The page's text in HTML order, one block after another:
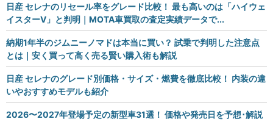
日産 セレナのリセール率をグレード比較！ 最も高いのは「ハイウェ
イスターV」と判明｜MOTA車買取の査定実績データで...
納期1年半のジムニーノマドは本当に買い？ 試乗で判明した注意点
とは｜安く買って高く売る賢い購入術も解説
日産 セレナのグレード別価格・サイズ・燃費を徹底比較！ 内装の違
いやおすすめモデルも紹介
2026〜2027年登場予定の新型車31選！ 価格や発売日を予想･解説